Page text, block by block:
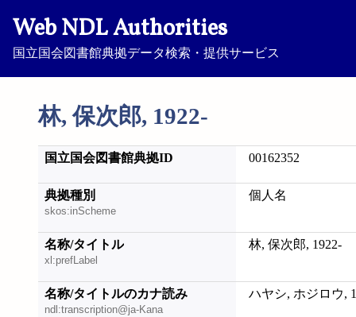
Web NDL Authorities
国立国会図書館典拠データ検索・提供サービス
林, 保次郎, 1922-
国立国会図書館典拠ID 00162352
典拠種別
skos:inScheme
個人名
名称/タイトル
xl:prefLabel
林, 保次郎, 1922-
名称/タイトルのカナ読み
ndl:transcription@ja-Kana
ハヤシ, ホジロウ,